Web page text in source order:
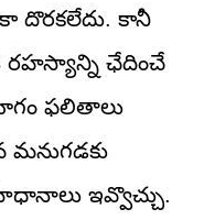
దొరకలేదు. కానీ
రహస్యాన్ని ఛేదించే
ఫలితాలు
మనుగడకు
ఇవ్వొచ్చు.